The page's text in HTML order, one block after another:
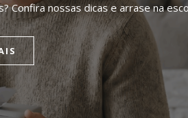
Confira nossas dicas e arrase na